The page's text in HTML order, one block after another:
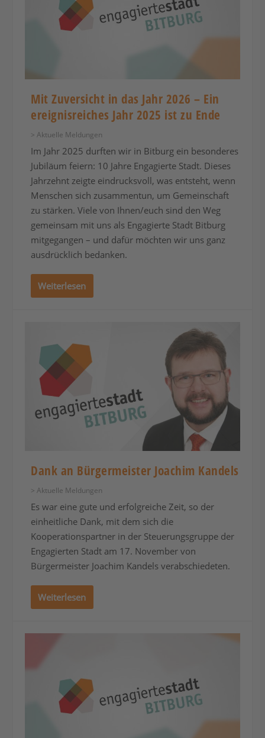
Mit Zuversicht in das Jahr 2026 – Ein
ereignisreiches Jahr 2025 ist zu Ende
> Aktuelle Meldungen
Im Jahr 2025 durften wir in Bitburg ein besonderes
Jubiläum feiern: 10 Jahre Engagierte Stadt. Dieses
Jahrzehnt zeigte eindrucksvoll, was entsteht, wenn
Menschen sich zusammentun, um Gemeinschaft
zu stärken. Viele von Ihnen/euch sind den Weg
gemeinsam mit uns als Engagierte Stadt Bitburg
mitgegangen – und dafür möchten wir uns ganz
ausdrücklich bedanken.
Weiterlesen
Dank an Bürgermeister Joachim Kandels
> Aktuelle Meldungen
Es war eine gute und erfolgreiche Zeit, so der
einheitliche Dank, mit dem sich die
Kooperationspartner in der Steuerungsgruppe der
Engagierten Stadt am 17. November von
Bürgermeister Joachim Kandels verabschiedeten.
Weiterlesen